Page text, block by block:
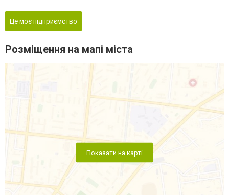
Це моє підприємство
Розміщення на мапі міста
Показати на карті